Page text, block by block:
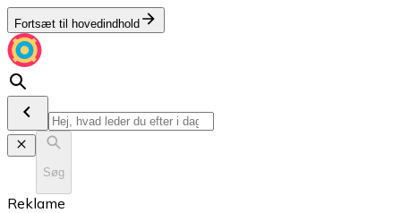
Fortsæt til hovedindhold
Søg
Reklame